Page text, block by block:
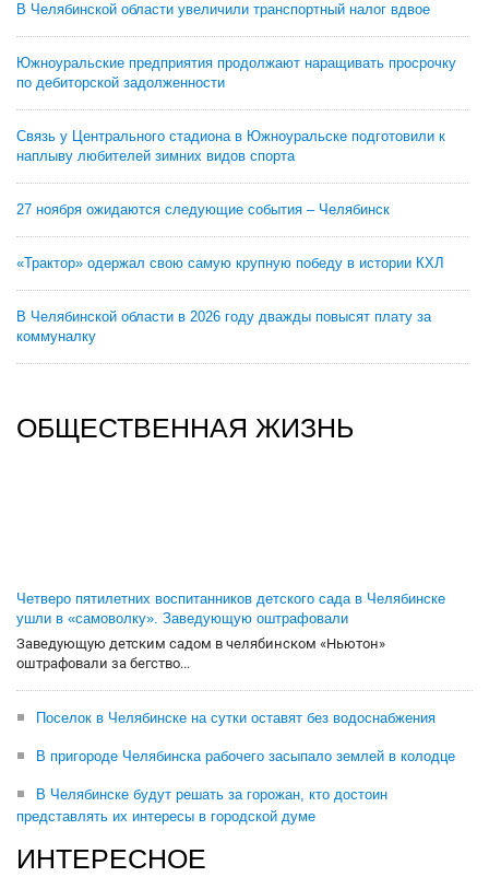
В Челябинской области увеличили транспортный налог вдвое
Южноуральские предприятия продолжают наращивать просрочку
по дебиторской задолженности
Связь у Центрального стадиона в Южноуральске подготовили к
наплыву любителей зимних видов спорта
27 ноября ожидаются следующие события – Челябинск
«Трактор» одержал свою самую крупную победу в истории КХЛ
В Челябинской области в 2026 году дважды повысят плату за
коммуналку
ОБЩЕСТВЕННАЯ ЖИЗНЬ
Четверо пятилетних воспитанников детского сада в Челябинске
ушли в «самоволку». Заведующую оштрафовали
Заведующую детским садом в челябинском «Ньютон»
оштрафовали за бегство...
Поселок в Челябинске на сутки оставят без водоснабжения
В пригороде Челябинска рабочего засыпало землей в колодце
В Челябинске будут решать за горожан, кто достоин
представлять их интересы в городской думе
ИНТЕРЕСНОЕ